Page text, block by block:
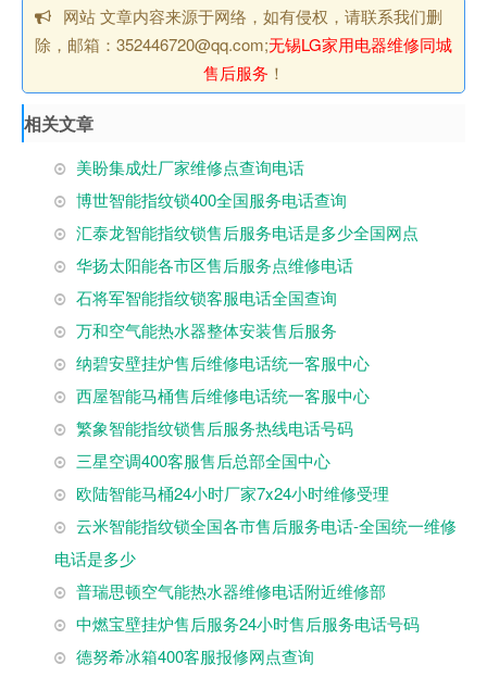
网站 文章内容来源于网络，如有侵权，请联系我们删
除，邮箱：352446720@qq.com;无锡LG家用电器维修同城
售后服务 ！
相关文章
美盼集成灶厂家维修点查询电话
博世智能指纹锁400全国服务电话查询
汇泰龙智能指纹锁售后服务电话是多少全国网点
华扬太阳能各市区售后服务点维修电话
石将军智能指纹锁客服电话全国查询
万和空气能热水器整体安装售后服务
纳碧安壁挂炉售后维修电话统一客服中心
西屋智能马桶售后维修电话统一客服中心
繁象智能指纹锁售后服务热线电话号码
三星空调400客服售后总部全国中心
欧陆智能马桶24小时厂家7x24小时维修受理
云米智能指纹锁全国各市售后服务电话-全国统一维修
电话是多少
普瑞思顿空气能热水器维修电话附近维修部
中燃宝壁挂炉售后服务24小时售后服务电话号码
德努希冰箱400客服报修网点查询